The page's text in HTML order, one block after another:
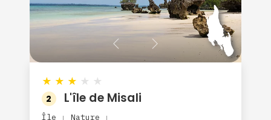
★ ★ ★ ★ ★
2 L'île de Misali
Île | Nature |